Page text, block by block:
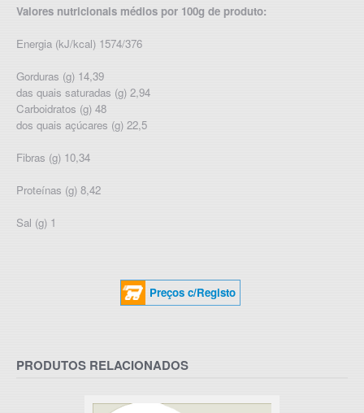
Valores nutricionais médios por 100g de produto:
Energia (kJ/kcal) 1574/376
Gorduras (g) 14,39
das quais saturadas (g) 2,94
Carboidratos (g) 48
dos quais açúcares (g) 22,5
Fibras (g) 10,34
Proteínas (g) 8,42
Sal (g) 1
Preços c/Registo
PRODUTOS RELACIONADOS